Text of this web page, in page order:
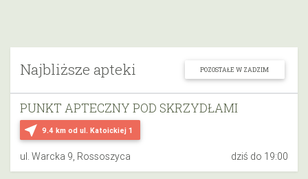
Najbliższe apteki POZOSTAŁE W ZADZIM
near_me 9.4 km od ul. Katoickiej 1
PUNKT APTECZNY POD SKRZYDŁAMI
ul. Warcka 9, Rossoszyca dziś do 19:00